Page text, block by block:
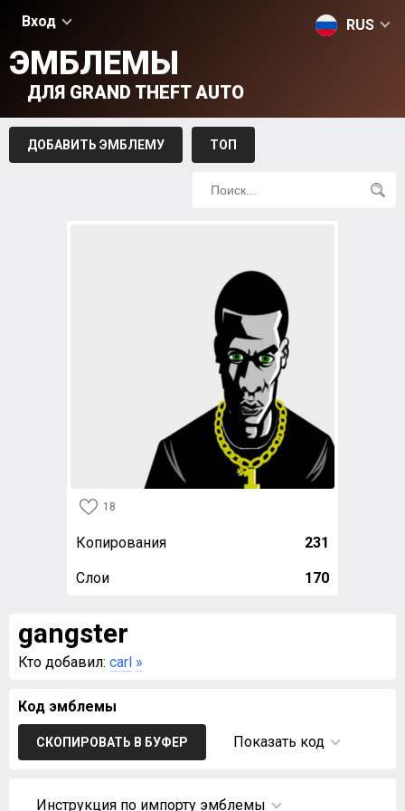
Вход RUS
ЭМБЛЕМЫ
ДЛЯ GRAND THEFT AUTO
ДОБАВИТЬ ЭМБЛЕМУ ТОП
18
Копирования 231
Слои 170
gangster
Кто добавил: carl »
Код эмблемы
СКОПИРОВАТЬ В БУФЕР Показать код
Инструкция по импорту эмблемы